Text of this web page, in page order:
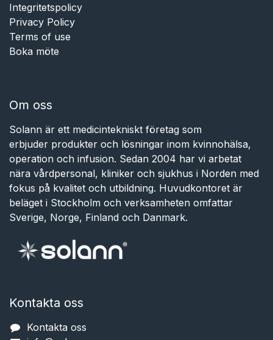
Integritetspolicy
Privacy Policy
Terms of use
Boka möte
Om oss
Solann är ett medicintekniskt företag som
erbjuder produkter och lösningar inom kvinnohälsa,
operation och infusion. Sedan 2004 har vi arbetat
nära vårdpersonal, kliniker och sjukhus i Norden med
fokus på kvalitet och utbildning. Huvudkontoret är
beläget i Stockholm och verksamheten omfattar
Sverige, Norge, Finland och Danmark.
Kontakta oss
Kontakta oss